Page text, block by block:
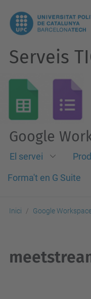
Serveis
Google
El servei
Forma't en G Suite
Inici Google